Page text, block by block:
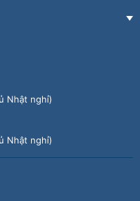
Nhật nghỉ)
Nhật nghỉ)